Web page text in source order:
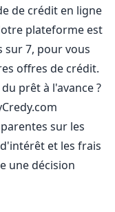
de crédit en ligne
plateforme est
sur 7, pour vous
offres de crédit.
prêt à l'avance ?
sur les
et les frais
une décision